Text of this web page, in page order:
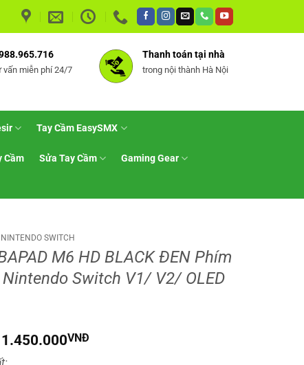
vấn miễn phí 24/7
Thanh toán tại nhà
trong nội thành Hà Nội
Tay Cầm EasySMX
Cầm Sửa Tay Cầm Gaming Gear
SWITCH
M6 HD BLACK ĐEN Phím
Nintendo Switch V1/ V2/ OLED
Giá
gốc
1.450.000VNĐ